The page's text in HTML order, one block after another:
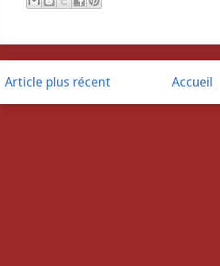
Article plus récent Accueil